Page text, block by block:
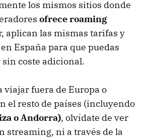
los mismos sitios donde
ofrece roaming
aplican las mismas tarifas y
España para que puedas
coste adicional.
viajar fuera de Europa o
el resto de países (incluyendo
o Andorra), olvídate de ver
streaming, ni a través de la